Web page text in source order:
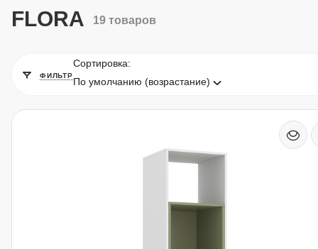
FLORA 19 товаров
ФИЛЬТР
Сортировка:
По умолчанию (возрастание)